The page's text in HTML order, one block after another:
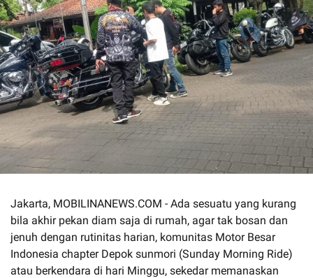
Jakarta, MOBILINANEWS.COM - Ada sesuatu yang kurang
bila akhir pekan diam saja di rumah, agar tak bosan dan
jenuh dengan rutinitas harian, komunitas Motor Besar
Indonesia chapter Depok sunmori (Sunday Morning Ride)
atau berkendara di hari Minggu, sekedar memanaskan